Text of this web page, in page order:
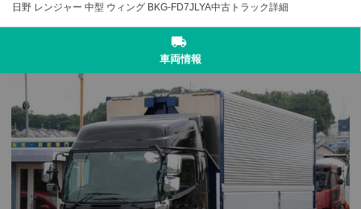
日野 レンジャー 中型 ウィング BKG-FD7JLYA中古トラック詳細
local_shipping
車両情報